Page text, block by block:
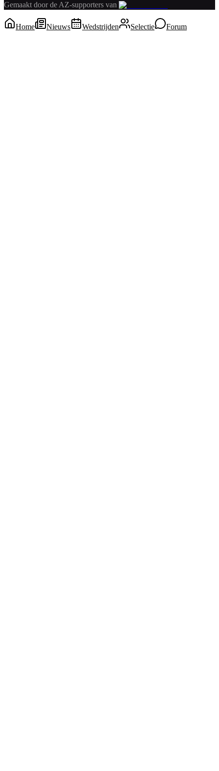
Gemaakt door de AZ-supporters van
Home Nieuws Wedstrijden Selectie Forum